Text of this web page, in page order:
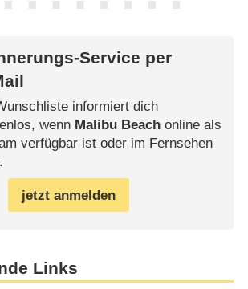
Service per
informiert dich
wenn Malibu Beachonline als
verfügbar ist oder im Fernsehen
jetzt anmelden
Links